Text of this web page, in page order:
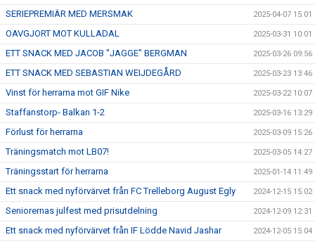
SERIEPREMIÄR MED MERSMAK 2025-04-07 15:01
OAVGJORT MOT KULLADAL 2025-03-31 10:01
ETT SNACK MED JACOB "JAGGE" BERGMAN 2025-03-26 09:56
ETT SNACK MED SEBASTIAN WEIJDEGÅRD 2025-03-23 13:46
Vinst för herrarna mot GIF Nike 2025-03-22 10:07
Staffanstorp- Balkan 1-2 2025-03-16 13:29
Förlust för herrarna 2025-03-09 15:26
Träningsmatch mot LB07! 2025-03-05 14:27
Träningsstart för herrarna 2025-01-14 11:49
Ett snack med nyförvärvet från FC Trelleborg August Egly 2024-12-15 15:02
Seniorernas julfest med prisutdelning 2024-12-09 12:31
Ett snack med nyförvärvet från IF Lödde Navid Jashar 2024-12-05 15:04